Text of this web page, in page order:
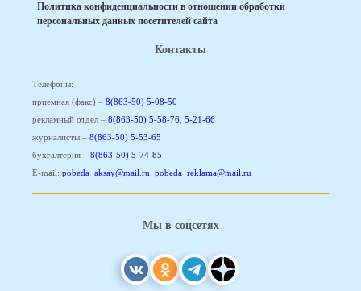
Политика конфиденциальности в отношении обработки
персональных данных посетителей сайта
Контакты
Телефоны:
приемная (факс) – 8(863-50) 5-08-50
рекламный отдел – 8(863-50) 5-58-76 5-21-66
журналисты – 8(863-50) 5-53-65
бухгалтерия – 8(863-50) 5-74-85
E-mail: pobeda_aksay@mail.ru pobeda_reklama@mail.ru
Мы в соцсетях